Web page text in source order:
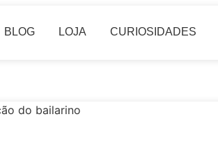
BLOG LOJA CURIOSIDADES